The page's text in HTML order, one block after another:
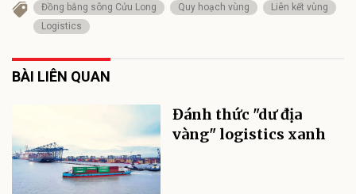
Đồng bằng sông Cửu Long Quy hoạch vùng
Liên kết vùng
Logistics
BÀI LIÊN QUAN
Đánh thức "dư địa
vàng" logistics xanh